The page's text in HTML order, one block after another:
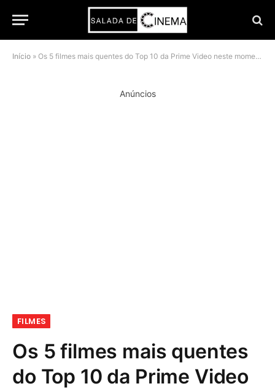
Início » Os 5 filmes mais quentes do Top 10 da Prime Video neste momento
Anúncios
FILMES
Os 5 filmes mais quentes
do Top 10 da Prime Video